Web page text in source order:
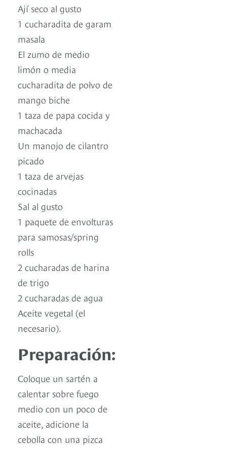
Ají seco al gusto
1 cucharadita de garam
masala
El zumo de medio
limón o media
cucharadita de polvo de
mango biche
1 taza de papa cocida y
machacada
Un manojo de cilantro
picado
1 taza de arvejas
cocinadas
Sal al gusto
1 paquete de envolturas
para samosas/spring
rolls
2 cucharadas de harina
de trigo
2 cucharadas de agua
Aceite vegetal (el
necesario).
Preparación:
Coloque un sartén a
calentar sobre fuego
medio con un poco de
aceite, adicione la
cebolla con una pizca